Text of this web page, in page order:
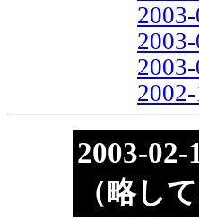
2003-
（略し